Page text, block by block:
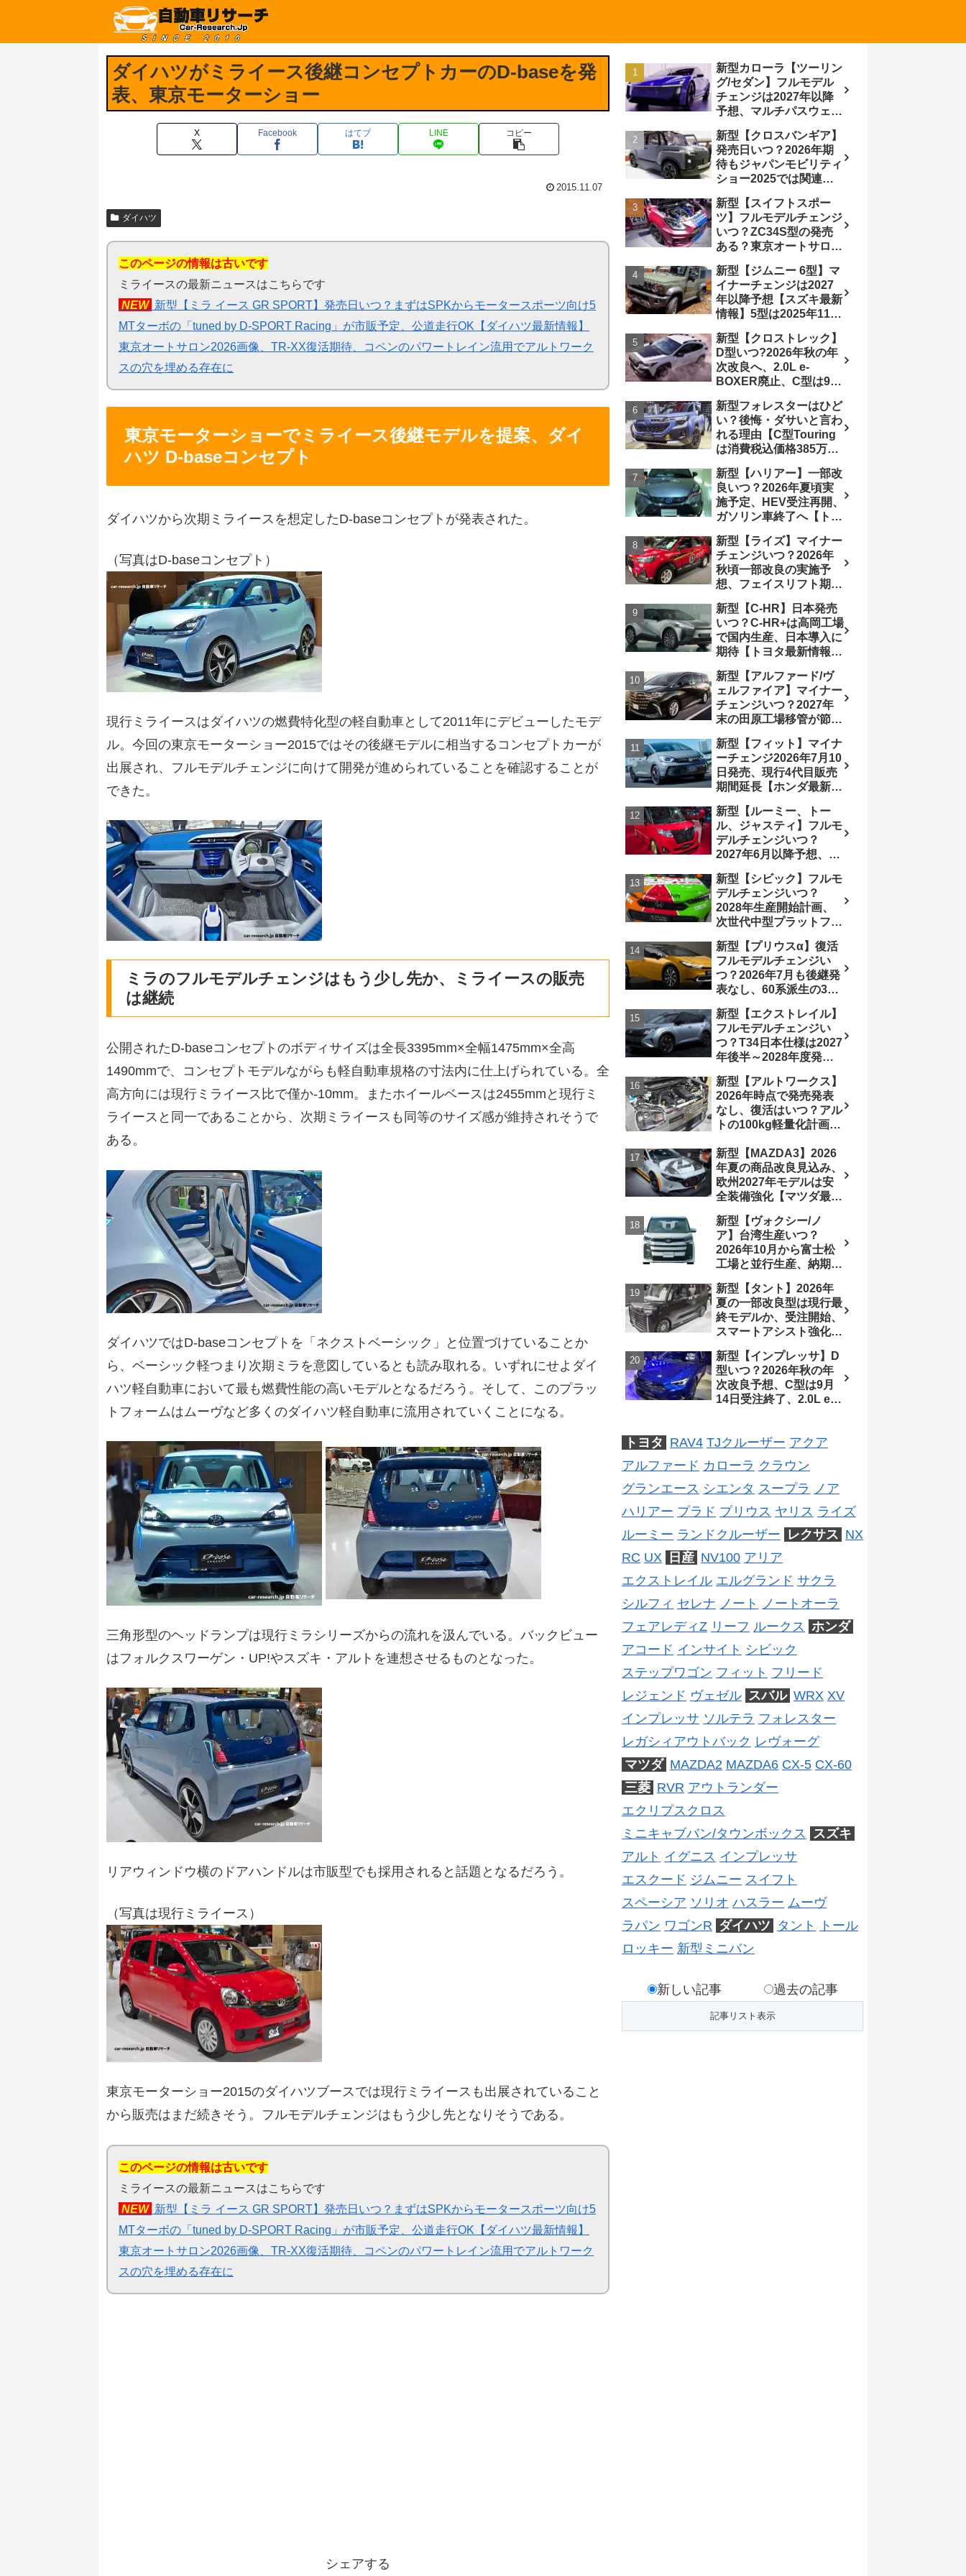
ダイハツがミライース後継コンセプトカーのD-baseを発
表、東京モーターショー
X Facebook はてブ LINE コピー
2015.11.07
ダイハツ
このページの情報は古いです
ミライースの最新ニュースはこちらです
NEW 新型【ミラ イース GR SPORT】発売日いつ？まずはSPKからモータースポーツ向け5
MTターボの「tuned by D-SPORT Racing」が市販予定、公道走行OK【ダイハツ最新情報】
東京オートサロン2026画像、TR-XX復活期待、コペンのパワートレイン流用でアルトワーク
スの穴を埋める存在に
東京モーターショーでミライース後継モデルを提案、ダイ
ハツ D-baseコンセプト
ダイハツから次期ミライースを想定したD-baseコンセプトが発表された。
（写真はD-baseコンセプト）
現行ミライースはダイハツの燃費特化型の軽自動車として2011年にデビューしたモデ
ル。今回の東京モーターショー2015ではその後継モデルに相当するコンセプトカーが
出展され、フルモデルチェンジに向けて開発が進められていることを確認することが
できた。
ミラのフルモデルチェンジはもう少し先か、ミライースの販売
は継続
公開されたD-baseコンセプトのボディサイズは全長3395mm×全幅1475mm×全高
1490mmで、コンセプトモデルながらも軽自動車規格の寸法内に仕上げられている。全
高方向には現行ミライース比で僅か-10mm。またホイールベースは2455mmと現行ミ
ライースと同一であることから、次期ミライースも同等のサイズ感が維持されそうで
ある。
ダイハツではD-baseコンセプトを「ネクストベーシック」と位置づけていることか
ら、ベーシック軽つまり次期ミラを意図しているとも読み取れる。いずれにせよダイ
ハツ軽自動車において最も燃費性能の高いモデルとなるだろう。そして、このプラッ
トフォームはムーヴなど多くのダイハツ軽自動車に流用されていくことになる。
三角形型のヘッドランプは現行ミラシリーズからの流れを汲んでいる。バックビュー
はフォルクスワーゲン・UP!やスズキ・アルトを連想させるものとなった。
リアウィンドウ横のドアハンドルは市販型でも採用されると話題となるだろう。
（写真は現行ミライース）
東京モーターショー2015のダイハツブースでは現行ミライースも出展されていること
から販売はまだ続きそう。フルモデルチェンジはもう少し先となりそうである。
このページの情報は古いです
ミライースの最新ニュースはこちらです
NEW 新型【ミラ イース GR SPORT】発売日いつ？まずはSPKからモータースポーツ向け5
MTターボの「tuned by D-SPORT Racing」が市販予定、公道走行OK【ダイハツ最新情報】
東京オートサロン2026画像、TR-XX復活期待、コペンのパワートレイン流用でアルトワーク
スの穴を埋める存在に
シェアする
新型カローラ【ツーリン
グ/セダン】フルモデル
チェンジは2027年以降
予想、マルチパスウェイ
BEVからの派生で新開発
小型エンジン搭載の
HEV/PHEV、ギガキャ
ストの採用は無しか【ト
ヨタ最新情報】60周年記
念車発売
新型【クロスバンギア】
発売日いつ？2026年期
待もジャパンモビリティ
ショー2025では関連モ
最新情報】ベース車ノ
ア/ヴォクシーの台湾生
産開始に注目、「ギア」
のほか「コア」と「ツー
ル」、デリカD:5対抗の
クロスオーバーSUVミニ
バン
新型【スイフトスポー
ツ】フルモデルチェンジ
いつ？ZC34S型の発売
ある？東京オートサロン
エロー レヴはスイスポ
コンセプトか？ハイブリ
ッド化/重量増/価格アッ
プが争点【スズキ最新情
報】特別仕様車
「ZC33S Final
Edition」終了
新型【ジムニー 6型】マ
イナーチェンジは2027
年以降予想【スズキ最新
情報】5型は2025年11月
ACC・スズキコネクト
採用
新型【クロストレック】
D型いつ?2026年秋の年
次改良へ、2.0L e-
BOXER廃止、C型は9月
ーボ採用予想【スバル最
新情報】
新型フォレスターはひど
い？後悔・ダサいと言わ
れる理由【C型Touring
は消費税込価格385万円
19.1km/L、納期4～5か
月】ナビUI・冬用タイ
ヤ・ウィルダネス日本発
売は？カーオブザイヤー
とJNCAP大賞受賞後も
残る注意点
新型【ハリアー】一部改
良いつ？2026年夏頃実
施予定、HEV受注再開、
ガソリン車終了へ【トヨ
チェンジ2027年以降予
想
新型【ライズ】マイナー
チェンジいつ？2026年
秋頃一部改良の実施予
想、フェイスリフト期
2～3ヵ月に短縮【ダイハ
ツ最新情報】前回改良は
2024年11月5日、価格
180.07～244.2万円、値
上げ約8～10万円、法規
対応、ハイブリッド
4WD追加まだ、フルモ
デルチェンジはトヨタが
介入か
新型【C-HR】日本発売
いつ？C-HR+は高岡工場
で国内生産、日本導入に
期待【トヨタ最新情報】
売、2代目HEV・PHEV
は日本未導入
新型【アルファード/ヴ
ェルファイア】マイナー
チェンジいつ？2027年
末の田原工場移管が節目
のフェイスリフト予想
【トヨタ最新情報】
2026年6月一部改良済
み、消費税込価格559万
9000円から
新型【フィット】マイナ
ーチェンジ2026年7月10
日発売、現行4代目販売
期間延長【ホンダ最新情
いつ？フルモデルチェン
ジは2029年頃まで遅れ
る予想
新型【ルーミー、トー
ル、ジャスティ】フルモ
デルチェンジいつ？
2027年6月以降予想、ビ
う無い？【トヨタ最新情
報】1.2Lハイブリッド追
加は次期型に期待
新型【シビック】フルモ
デルチェンジいつ？
2028年生産開始計画、
次世代中型プラットフォ
搭載予想【ホンダ最新情
報】Honda S+ Shiftは現
行e:HEV RS 消費税込
4,659,600円で先行導入
新型【プリウスα】復活
フルモデルチェンジい
つ？2026年7月も後継発
表なし、60系派生の3列
発売される可能性は【ト
ヨタ最新情報デザイン予
想画像】スライドドア装
備の要望も
新型【エクストレイル】
フルモデルチェンジい
つ？T34日本仕様は2027
年後半～2028年度発売
米ローグe-POWERは
2026年後半投入へ
新型【アルトワークス】
2026年時点で発売発表
なし、復活はいつ？アル
トの100kg軽量化計画は
処、5MTターボとアルト
スピリットに期待【スズ
キ最新情報】
新型【MAZDA3】2026
年夏の商品改良見込み、
欧州2027年モデルは安
全装備強化【マツダ最新
ジは2028年以降予想
新型【ヴォクシー/ノ
ア】台湾生産いつ？
2026年10月から富士松
工場と並行生産、納期短
2026年5月6日マイナー
チェンジ、価格 NOAH
326万1500円、VOXY
375万1000円、特別仕様
車 WxBと煌の追加に期
待、S-Zに12.3インチメ
ーター
新型【タント】2026年
夏の一部改良型は現行最
終モデルか、受注開始、
スマートアシスト強化と
フルモデルチェンジ予想
【ダイハツ最新情報】
新型【インプレッサ】D
型いつ？2026年秋の年
次改良予想、C型は9月
14日受注終了、2.0L e-
予想【スバル最新情報】
トヨタ RAV4 TJクルーザー アクア
アルファード カローラ クラウン
グランエース シエンタ スープラ
ノア
ハリアー プラド プリウス ヤリス ライズ
ルーミー ランドクルーザー レクサス NX
RC UX 日産 NV100 アリア
エクストレイル エルグランド サクラ
シルフィ セレナ ノート
ノートオーラ
フェアレディZ リーフ ルークス ホンダ
アコード インサイト シビック
ステップワゴン フィット フリード
レジェンド ヴェゼル スバル WRX XV
インプレッサ ソルテラ フォレスター
レガシィアウトバック レヴォーグ
マツダ MAZDA2 MAZDA6 CX-5 CX-60
三菱 RVR アウトランダー
エクリプスクロス
ミニキャブバン/タウンボックス
スズキ
アルト イグニス インプレッサ
エスクード ジムニー スイフト
スペーシア ソリオ ハスラー ムーヴ
ラパン ワゴンR ダイハツ タント
トール
ロッキー 新型ミニバン
新しい記事 過去の記事